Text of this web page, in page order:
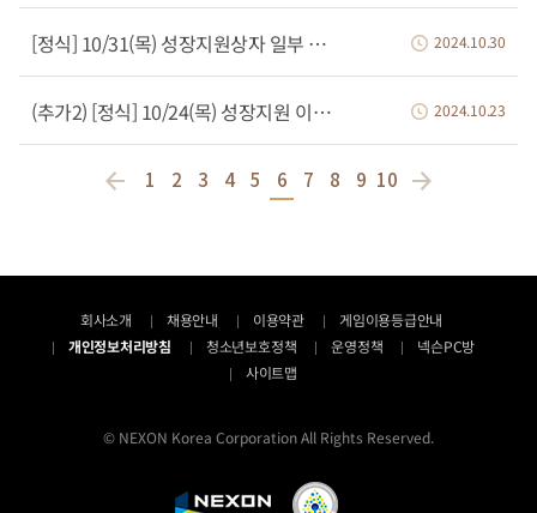
[정식] 10/31(목) 성장지원상자 일부 구성품 사용기간 변경 2024.10.30
(추가2) [정식] 10/24(목) 성장지원 이벤트 적용, 장비 강화 이벤트 종료 등 2024.10.23
1 2 3 4 5 6 7 8 9 10
회사소개 채용안내 이용약관
게임이용등급안내
개인정보처리방침
청소년보호정책 운영정책
넥슨PC방
사이트맵
© NEXON Korea Corporation All Rights Reserved.